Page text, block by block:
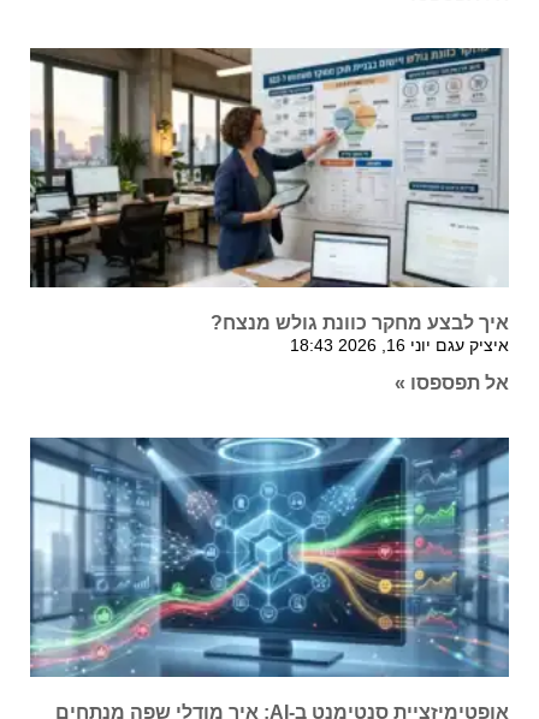
איך לבצע מחקר כוונת גולש מנצח?
איציק עגם יוני 16, 2026 18:43
אל תפספסו »
אופטימיזציית סנטימנט ב-AI: איך מודלי שפה מנתחים